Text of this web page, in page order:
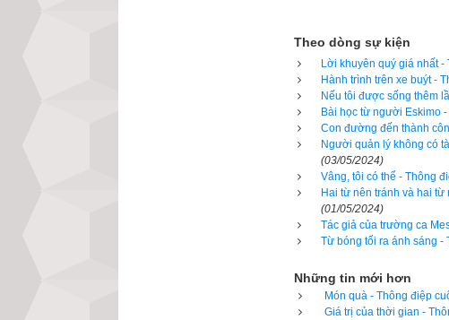
hành
xem giờ tốt theo
được độc giả bình chọn
toàn mới của chúng tôi
từng mục giúp độc giả
để cảm nhận sự khác
Lịch vạn niên - Chọn giờ tốt
Theo dòng sự kiện
Lời khuyên quý giá nhất -
Hành trình trên xe buýt -
Nếu tôi được sống thêm
Bài học từ người Eskimo
Con đường đến thành
Người quản lý không có
(03/05/2024)
Vâng, tôi có thể - Thông
Hai từ nên tránh và hai từ
(01/05/2024)
Tác giả của trường ca
Từ bóng tối ra ánh sáng -
Những tin mới hơn
Món quà - Thông điệp
Giá trị của thời gian -